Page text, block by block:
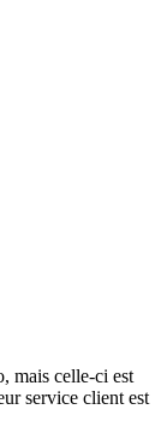
mais celle-ci est
service client est